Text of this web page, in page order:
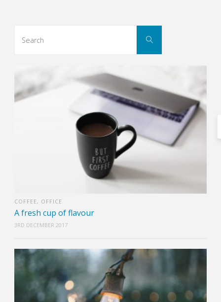
Search
COFFEE , OFFICE
A fresh cup of flavour
3RD DECEMBER 2017